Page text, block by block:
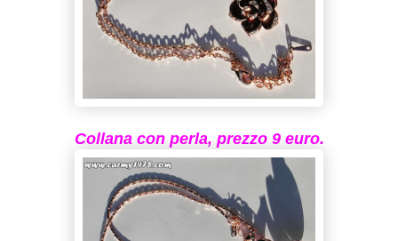
Collana con perla, prezzo 9 euro.